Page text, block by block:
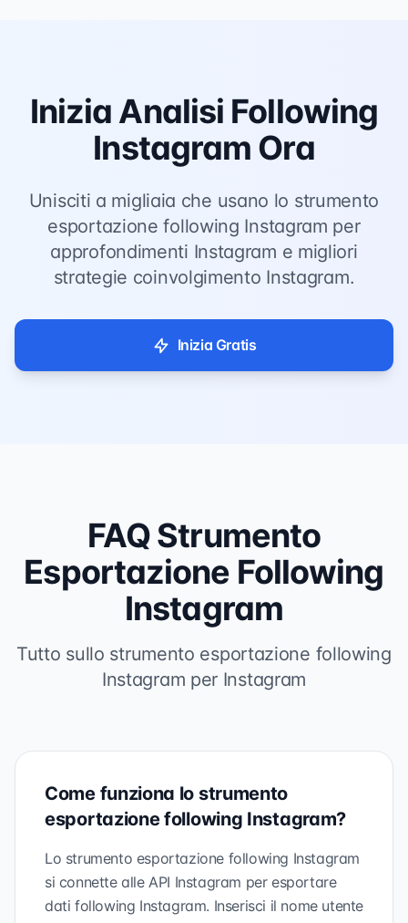
Inizia Analisi Following
Instagram Ora
Unisciti a migliaia che usano lo strumento
esportazione following Instagram per
approfondimenti Instagram e migliori
strategie coinvolgimento Instagram.
Inizia Gratis
FAQ Strumento
Esportazione Following
Instagram
Tutto sullo strumento esportazione following
Instagram per Instagram
Come funziona lo strumento
esportazione following Instagram?
Lo strumento esportazione following Instagram
si connette alle API Instagram per esportare
dati following Instagram. Inserisci il nome utente